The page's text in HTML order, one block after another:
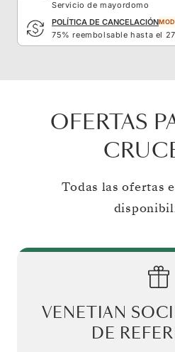
Servicio de mayordomo
POLÍTICA DE CANCELACIÓN
75% reembolsable hasta el
OFERTAS
Todas las ofertas
VENETIAN
DE